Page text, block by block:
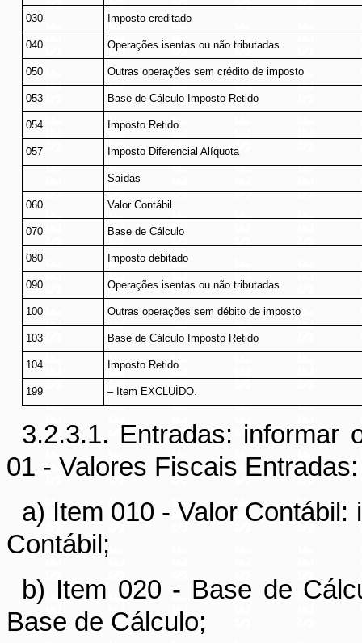
030 Imposto creditado
040 Operações isentas ou não tributadas
050 Outras operações sem crédito de imposto
053 Base de Cálculo Imposto Retido
054 Imposto Retido
057 Imposto Diferencial Alíquota
Saídas
060 Valor Contábil
070 Base de Cálculo
080 Imposto debitado
090 Operações isentas ou não tributadas
100 Outras operações sem débito de imposto
103 Base de Cálculo Imposto Retido
104 Imposto Retido
199 – Item EXCLUÍDO.
3.2.3.1. Entradas: informar
01 - Valores Fiscais Entradas:
a) Item 010 - Valor
Contábil;
b) Item 020 - Base de
Base de Cálculo;